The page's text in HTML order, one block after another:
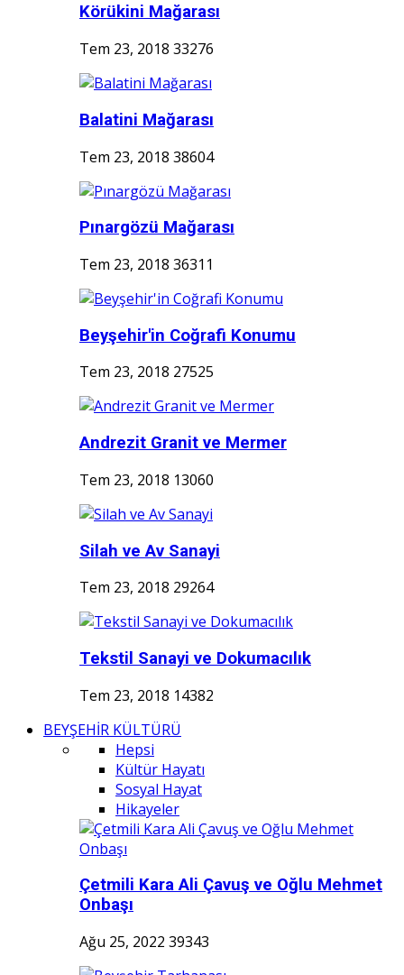
Körükini Mağarası
Tem 23, 2018 33276
Balatini Mağarası
Tem 23, 2018 38604
Pınargözü Mağarası
Tem 23, 2018 36311
Beyşehir'in Coğrafi Konumu
Tem 23, 2018 27525
Andrezit Granit ve Mermer
Tem 23, 2018 13060
Silah ve Av Sanayi
Tem 23, 2018 29264
Tekstil Sanayi ve Dokumacılık
Tem 23, 2018 14382
BEYŞEHİR KÜLTÜRÜ
Hepsi
Kültür Hayatı
Sosyal Hayat
Hikayeler
Çetmili Kara Ali Çavuş ve Oğlu Mehmet
Onbaşı
Ağu 25, 2022 39343